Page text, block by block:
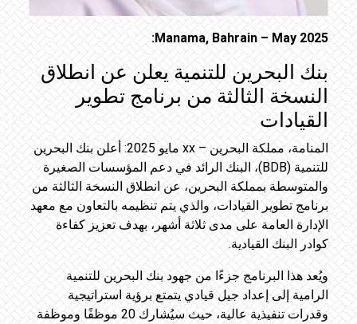
Manama, Bahrain – May 2025:
بنك البحرين للتنمية يعلن عن انطلاق
النسخة الثالثة من برنامج تطوير
القيادات
المنامة، مملكة البحرين – xx مايو 2025: أعلن بنك البحرين
للتنمية (BDB)، البنك الرائد في دعم المؤسسات الصغيرة
والمتوسطة بمملكة البحرين، عن انطلاق النسخة الثالثة من
برنامج تطوير القيادات، والذي يتم تنظيمه بالتعاون مع معهد
الإدارة العامة على مدى ثلاثة أشهر، بهدف تعزيز كفاءة
كوادر البنك القيادية.
ويُعد هذا البرنامج جزءًا من جهود بنك البحرين للتنمية
الرامية إلى إعداد جيل قيادي يتمتع برؤية استراتيجية
وقدرات تنفيذية عالية، حيث سيُشارك 20 موظفًا وموظفة